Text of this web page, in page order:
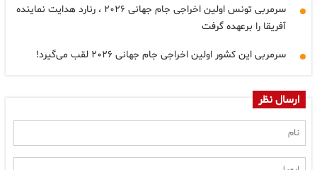
سرمربی تونس اولین اخراجی جام جهانی ۲۰۲۶ ، رنارد هدایت نماینده
آفریقا را برعهده گرفت
سرمربی این کشور اولین اخراجی جام جهانی ۲۰۲۶ لقب می‌گیرد!
ارسال نظر